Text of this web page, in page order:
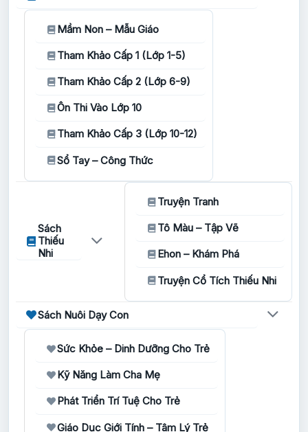
Mầm Non – Mẫu Giáo
Tham Khảo Cấp 1 (Lớp 1-5)
Tham Khảo Cấp 2 (Lớp 6-9)
Ôn Thi Vào Lớp 10
Tham Khảo Cấp 3 (Lớp 10-12)
Sổ Tay – Công Thức
Sách
Thiếu
Nhi
Truyện Tranh
Tô Màu – Tập Vẽ
Ehon – Khám Phá
Truyện Cổ Tích Thiếu Nhi
Sách Nuôi Dạy Con
Sức Khỏe – Dinh Dưỡng Cho Trẻ
Kỹ Năng Làm Cha Mẹ
Phát Triển Trí Tuệ Cho Trẻ
Giáo Dục Giới Tính – Tâm Lý Trẻ